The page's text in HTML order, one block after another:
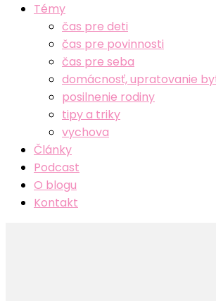
Témy
čas pre deti
čas pre povinnosti
čas pre seba
domácnosť, upratovanie
posilnenie rodiny
tipy a triky
vychova
Články
Podcast
O blogu
Kontakt